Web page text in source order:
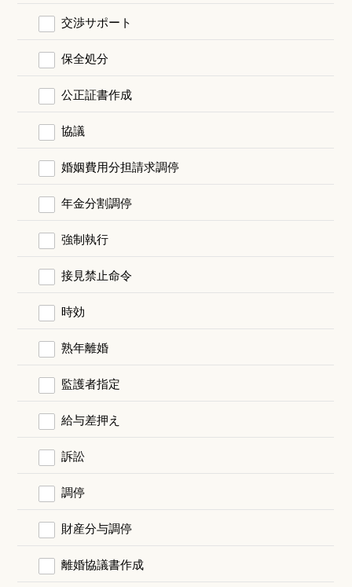
交渉サポート
保全処分
公正証書作成
協議
婚姻費用分担請求調停
年金分割調停
強制執行
接見禁止命令
時効
熟年離婚
監護者指定
給与差押え
訴訟
調停
財産分与調停
離婚協議書作成